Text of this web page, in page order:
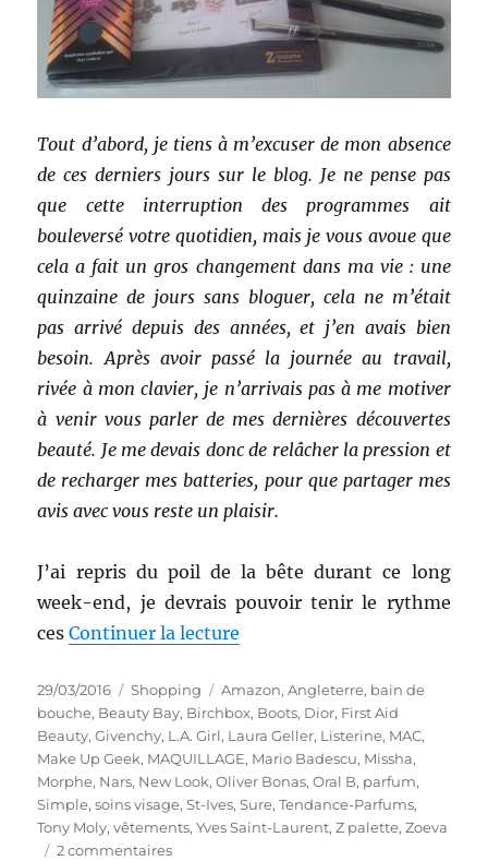
Tout d’abord, je tiens à m’excuser de mon absence
de ces derniers jours sur le blog. Je ne pense pas
que cette interruption des programmes ait
bouleversé votre quotidien, mais je vous avoue que
cela a fait un gros changement dans ma vie : une
quinzaine de jours sans bloguer, cela ne m’était
pas arrivé depuis des années, et j’en avais bien
besoin. Après avoir passé la journée au travail,
rivée à mon clavier, je n’arrivais pas à me motiver
à venir vous parler de mes dernières découvertes
beauté. Je me devais donc de relâcher la pression et
de recharger mes batteries, pour que partager mes
avis avec vous reste un plaisir.
J’ai repris du poil de la bête durant ce long
week-end, je devrais pouvoir tenir le rythme
cesContinuer la lecture
Publié
le
29/03/2016 Catégories
Shopping Étiquettes
Amazon,Angleterre, bain de
bouche, Beauty Bay, Birchbox, Boots, Dior, First Aid
Beauty,Givenchy, L.A. Girl, Laura Geller, Listerine, MAC,
Make Up Geek, MAQUILLAGE, Mario Badescu, Missha,
Morphe, Nars, New Look,Oliver Bonas,Oral B, parfum,
Simple,soins visage,St-Ives,Sure,Tendance-Parfums,
Tony Moly,vêtements,Yves Saint-Laurent,Z palette,Zoeva
2 commentairessur